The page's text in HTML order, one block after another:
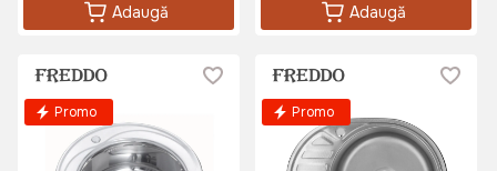
Adaugă Adaugă
Promo Promo